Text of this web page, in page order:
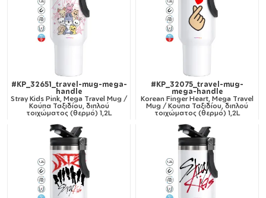
#KP_32651_travel-mug-mega-
handle
Stray Kids Pink, Mega Travel Mug /
Κούπα Ταξιδίου, διπλού
τοιχώματος (θερμό) 1,2L
#KP_32075_travel-mug-
mega-handle
Korean Finger Heart, Mega Travel
Mug / Κούπα Ταξιδίου, διπλού
τοιχώματος (θερμό) 1,2L